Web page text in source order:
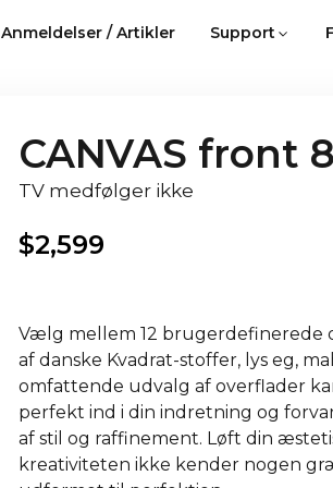
Anmeldelser / Artikler Support
CANVAS front
TV medfølger ikke
$2,599
Vælg mellem 12 brugerdefinerede
af danske Kvadrat-stoffer, lys eg,
omfattende udvalg af overflader
perfekt ind i din indretning og
af stil og raffinement. Løft din
kreativiteten ikke kender nogen